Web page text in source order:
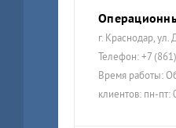
г. Краснодар, ул.
Телефон: +7
Время работы:
клиентов: пн-